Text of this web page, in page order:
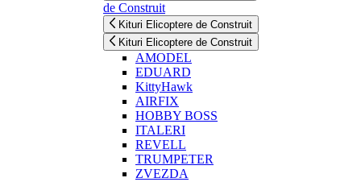
de Construit
Kituri Elicoptere de Construit
Kituri Elicoptere de Construit
AMODEL
EDUARD
KittyHawk
AIRFIX
HOBBY BOSS
ITALERI
REVELL
TRUMPETER
ZVEZDA